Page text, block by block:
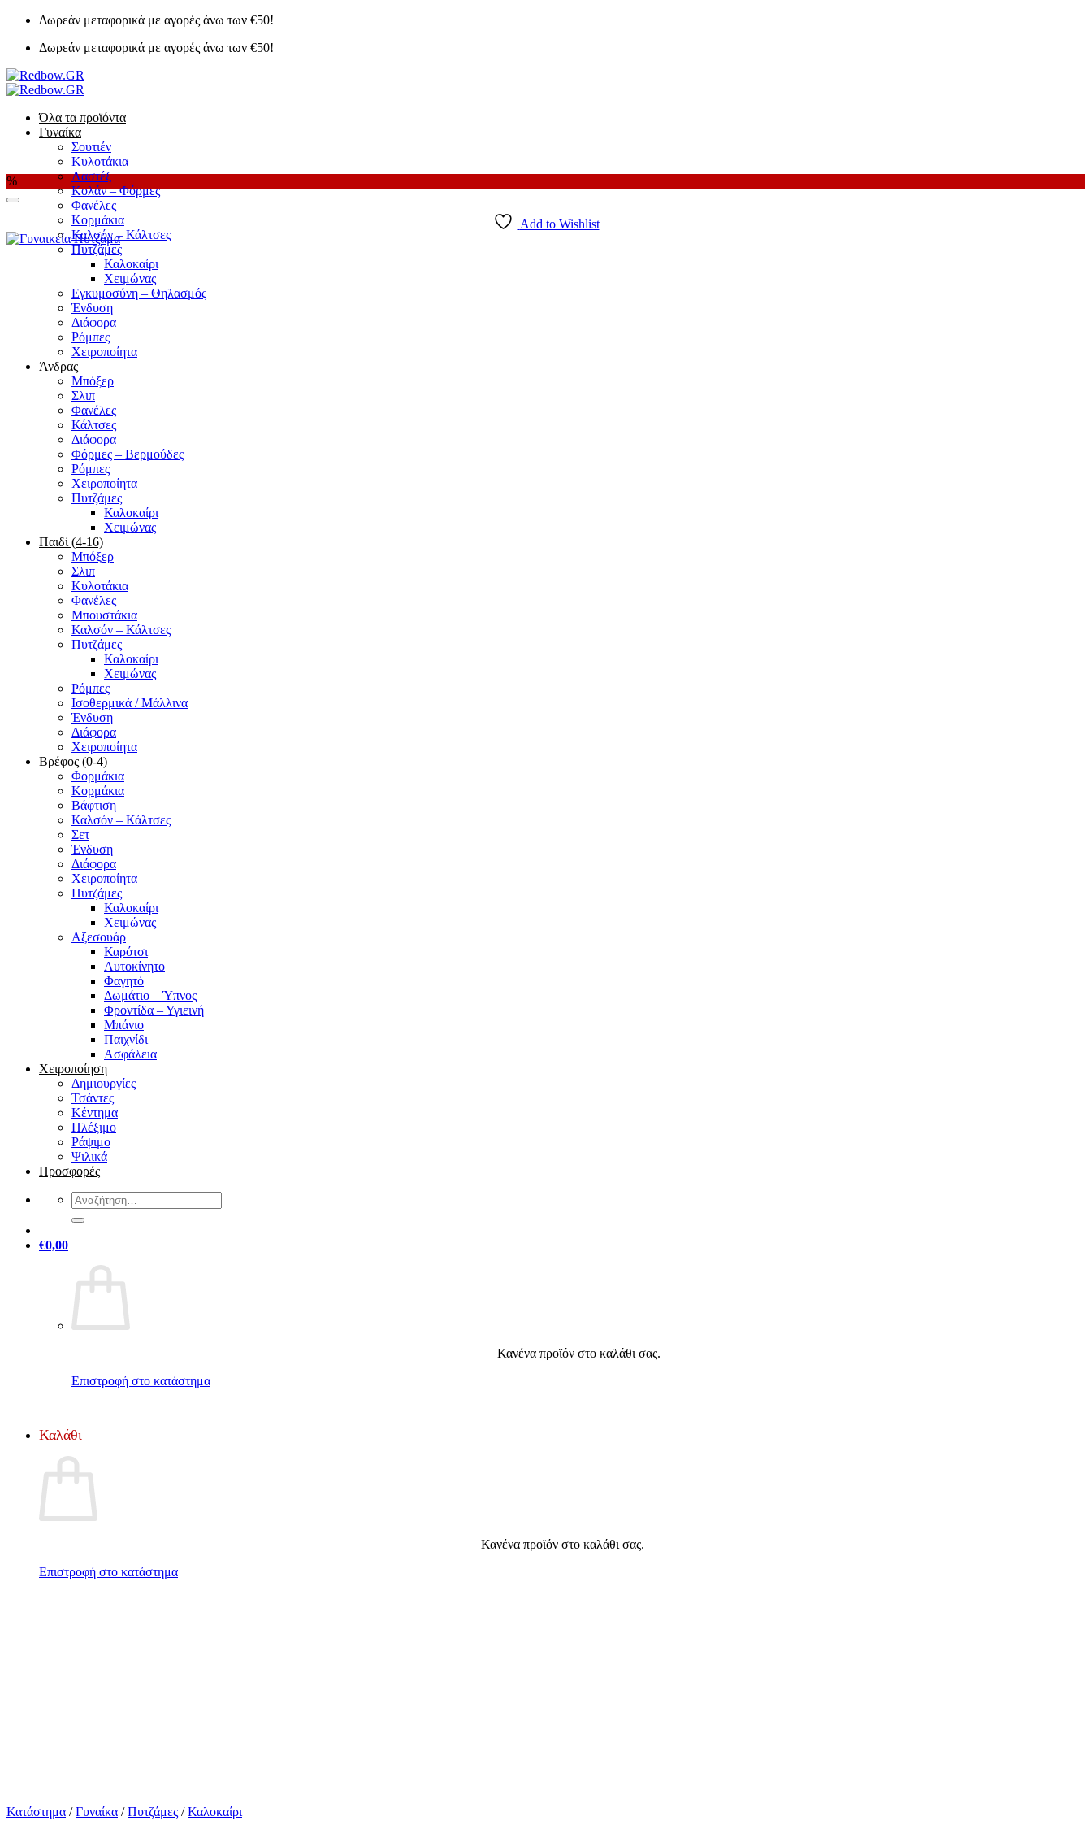
Μετάβαση
περιεχόμενο
Δωρεάν μεταφορικά με αγορές άνω των €50!
Δωρεάν μεταφορικά με αγορές άνω των €50!
Όλα τα προϊόντα
Γυναίκα
Σουτιέν
Κυλοτάκια
Λαστέξ
Κολάν – Φόρμες
Φανέλες
Κορμάκια
Καλσόν – Κάλτσες
Πυτζάμες
Καλοκαίρι
Χειμώνας
Εγκυμοσύνη – Θηλασμός
Ένδυση
Διάφορα
Ρόμπες
Χειροποίητα
Άνδρας
Μπόξερ
Σλιπ
Φανέλες
Κάλτσες
Διάφορα
Φόρμες – Βερμούδες
Ρόμπες
Χειροποίητα
Πυτζάμες
Καλοκαίρι
Χειμώνας
Παιδί (4-16)
Μπόξερ
Σλιπ
Κυλοτάκια
Φανέλες
Μπουστάκια
Καλσόν – Κάλτσες
Πυτζάμες
Καλοκαίρι
Χειμώνας
Ρόμπες
Ισοθερμικά / Μάλλινα
Ένδυση
Διάφορα
Χειροποίητα
Βρέφος (0-4)
Φορμάκια
Κορμάκια
Βάφτιση
Καλσόν – Κάλτσες
Σετ
Ένδυση
Διάφορα
Χειροποίητα
Πυτζάμες
Καλοκαίρι
Χειμώνας
Αξεσουάρ
Καρότσι
Αυτοκίνητο
Φαγητό
Δωμάτιο – Ύπνος
Φροντίδα – Υγιεινή
Μπάνιο
Παιχνίδι
Ασφάλεια
Χειροποίηση
Δημιουργίες
Τσάντες
Κέντημα
Πλέξιμο
Ράψιμο
Ψιλικά
Προσφορές
Αναζήτηση
για:
€0,00
Κανένα προϊόν στο καλάθι σας.
Επιστροφή στο κατάστημα
Καλάθι
Κανένα προϊόν στο καλάθι σας.
Επιστροφή στο κατάστημα
%
Add to Wishlist
Κατάστημα / Γυναίκα / Πυτζάμες / Καλοκαίρι